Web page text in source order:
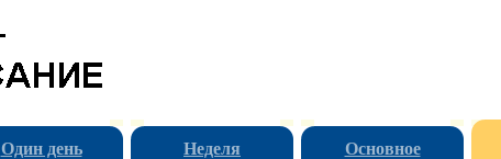
Один день Неделя Основное